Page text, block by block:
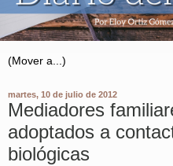
martes, 10 de julio de 2012
Mediadores
adoptados a
biológicas